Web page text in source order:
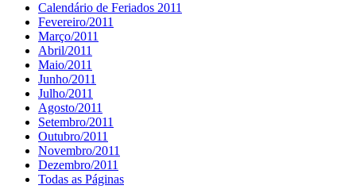
Calendário de Feriados 2011
Fevereiro/2011
Março/2011
Abril/2011
Maio/2011
Junho/2011
Julho/2011
Agosto/2011
Setembro/2011
Outubro/2011
Novembro/2011
Dezembro/2011
Todas as Páginas